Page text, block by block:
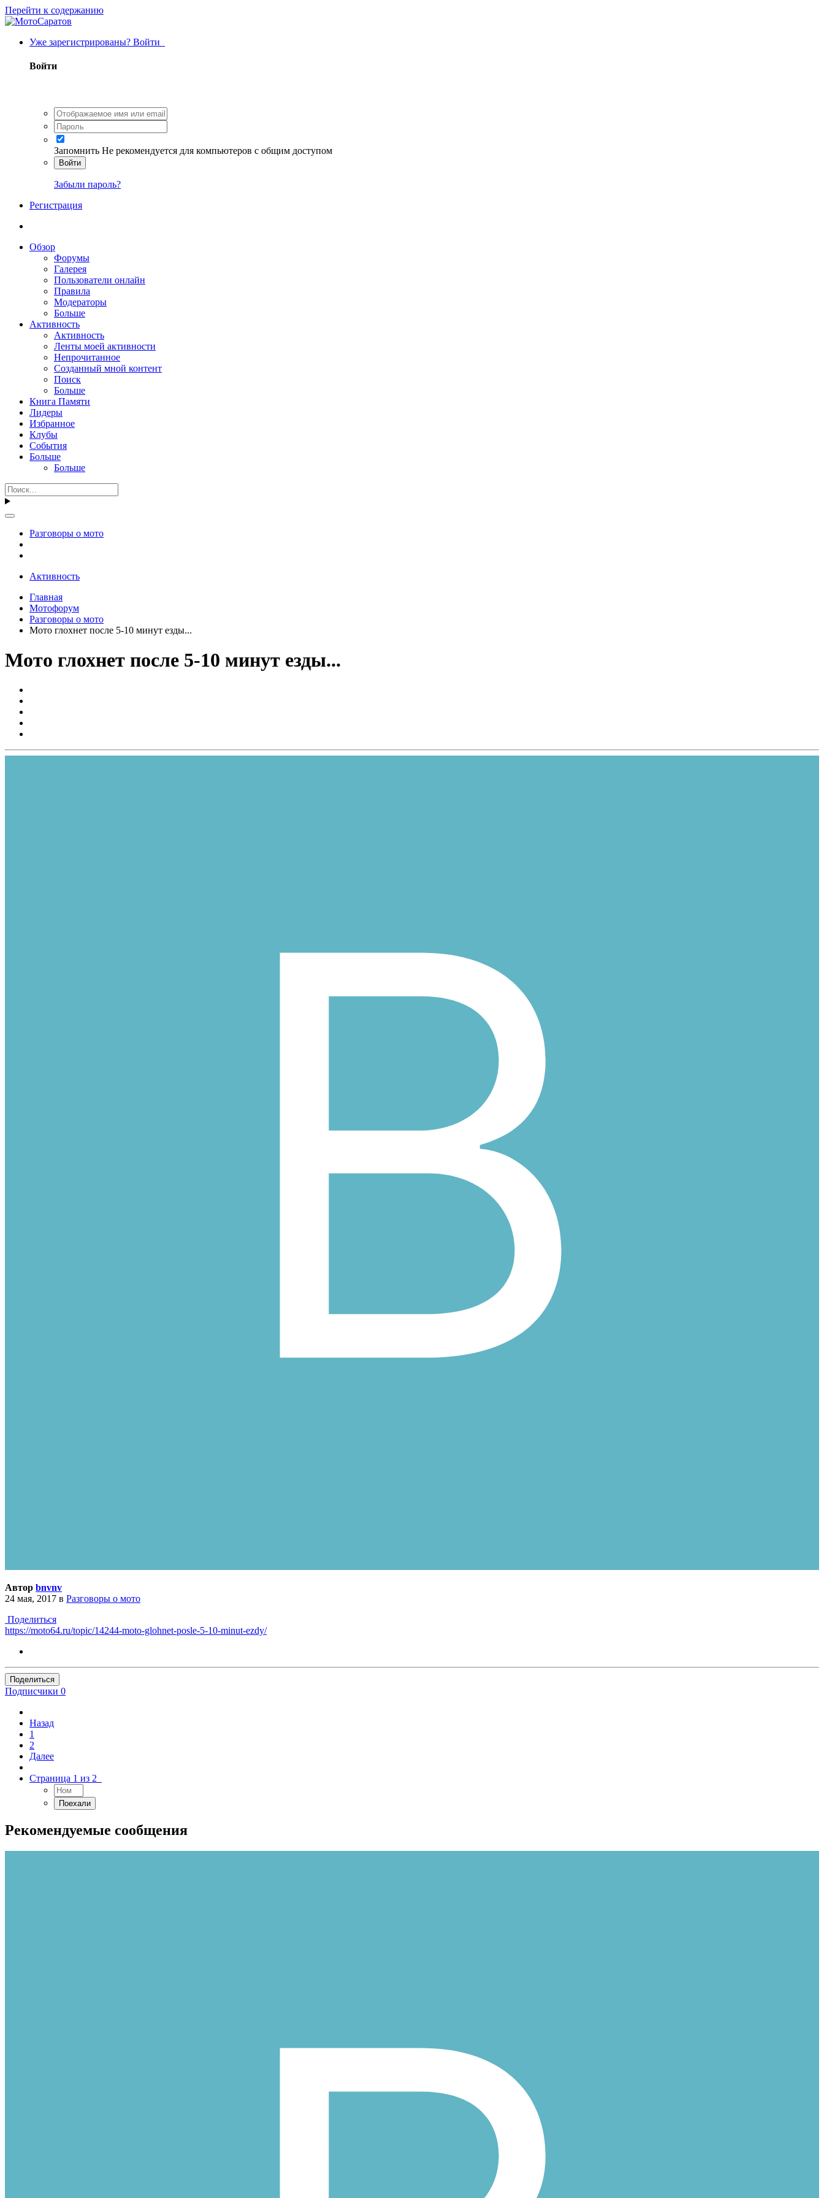
Перейти к содержанию
Уже зарегистрированы? Войти
Войти
Запомнить Не рекомендуется для компьютеров с общим доступом
Войти
Забыли пароль?
Регистрация
Обзор
Форумы
Галерея
Пользователи онлайн
Правила
Модераторы
Больше
Активность
Активность
Ленты моей активности
Непрочитанное
Созданный мной контент
Поиск
Больше
Книга Памяти
Лидеры
Избранное
Клубы
События
Больше
Больше
Разговоры о мото
Активность
Главная
Мотофорум
Разговоры о мото
Мото глохнет после 5-10 минут езды...
Мото глохнет после 5-10 минут езды...
Автор bnvnv
24 мая, 2017 в Разговоры о мото
Поделиться
https://moto64.ru/topic/14244-moto-glohnet-posle-5-10-minut-ezdy/
Поделиться
Подписчики 0
Назад
1
2
Далее
Страница 1 из 2
Рекомендуемые сообщения